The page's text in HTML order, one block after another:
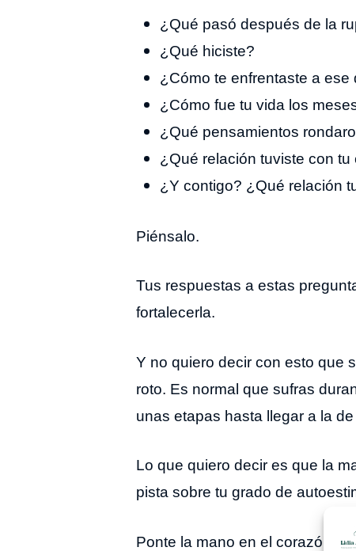
¿Qué pasó después de la
¿Qué hiciste?
¿Cómo te enfrentaste a ese
¿Cómo fue tu vida los
¿Qué pensamientos
¿Qué relación tuviste con tu
¿Y contigo? ¿Qué relación
Piénsalo.
Tus respuestas a estas
fortalecerla.
Y no quiero decir con esto que
roto. Es normal que sufras
unas etapas hasta llegar a la
Lo que quiero decir es que la
pista sobre tu grado de
Ponte la mano en el corazón y